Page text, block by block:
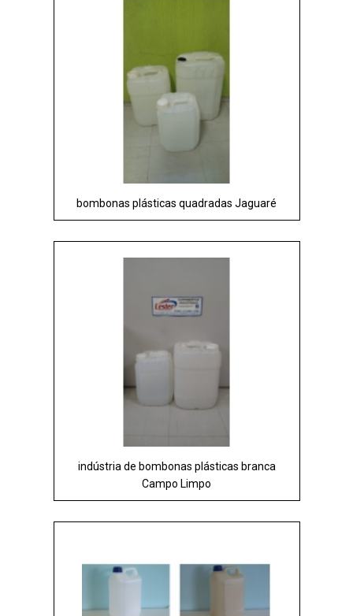
bombonas plásticas quadradas Jaguaré
indústria de bombonas plásticas branca
Campo Limpo